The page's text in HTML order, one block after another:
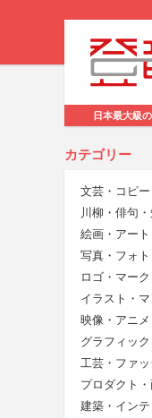
日本最大級
カテゴリー
文芸・コピ
川柳・俳句
絵画・アート
写真・フォト
ロゴ・マー
イラスト・
映像・アニ
グラフィッ
工芸・ファ
プロダクト
建築・イン